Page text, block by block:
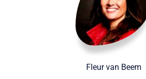
Fleur van Beem